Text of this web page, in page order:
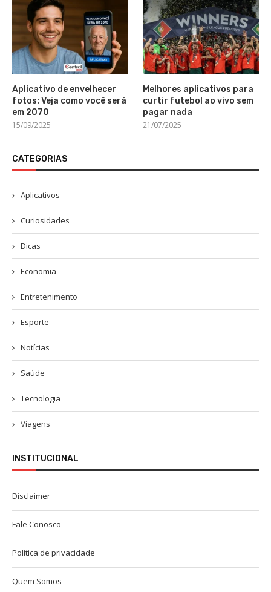
Aplicativo de envelhecer
fotos: Veja como você será
em 2070
15/09/2025
Melhores aplicativos para
curtir futebol ao vivo sem
pagar nada
21/07/2025
CATEGORIAS
Aplicativos
Curiosidades
Dicas
Economia
Entretenimento
Esporte
Notícias
Saúde
Tecnologia
Viagens
INSTITUCIONAL
Disclaimer
Fale Conosco
Política de privacidade
Quem Somos